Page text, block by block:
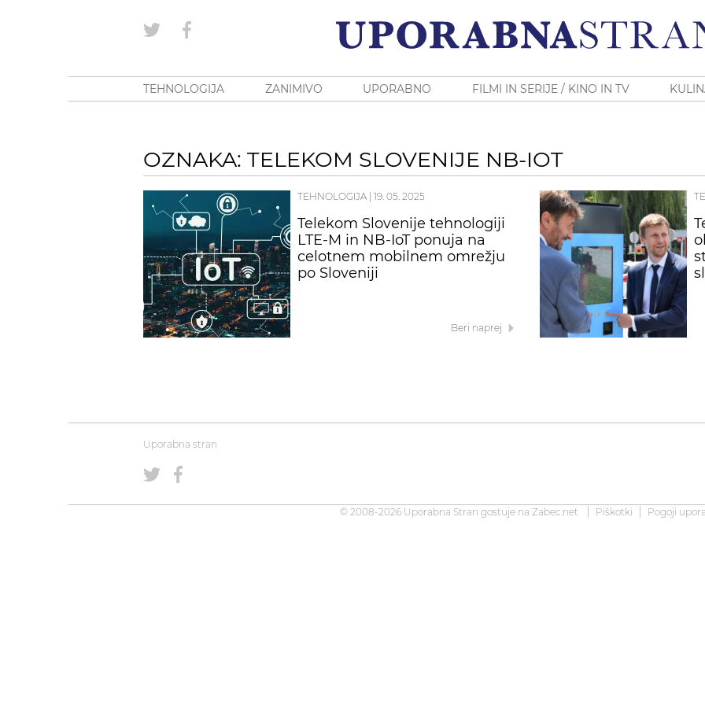
TEHNOLOGIJA ZANIMIVO UPORABNO FILMI IN SERIJE / KINO IN TV
OZNAKA: TELEKOM SLOVENIJE NB-IOT
TEHNOLOGIJA 19. 05. 2025
Telekom Slovenije tehnologiji
LTE-M in NB-IoT ponuja na
celotnem mobilnem omrežju
po Sloveniji
Beri naprej
Uporabna stran
© 2008-2026 Uporabna Stran gostuje na Zabec.net Piškotki Pogoji